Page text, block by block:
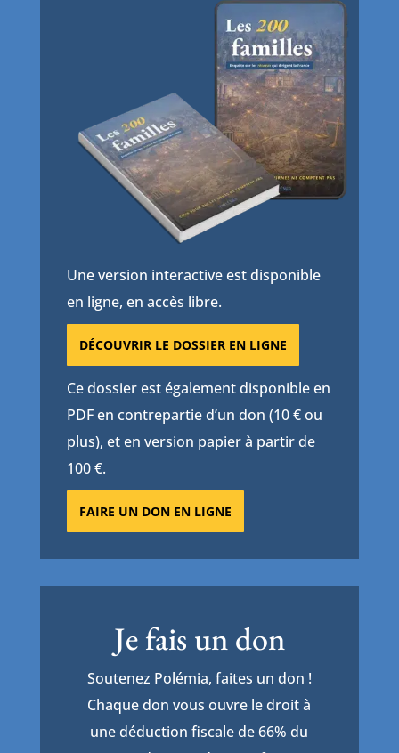
Une version interactive est disponible
en ligne, en accès libre.
DÉCOUVRIR LE DOSSIER EN LIGNE
Ce dossier est également disponible en
PDF en contrepartie d’un don (10 € ou
plus), et en version papier à partir de
100 €.
FAIRE UN DON EN LIGNE
Je fais un don
Soutenez Polémia, faites un don !
Chaque don vous ouvre le droit à
une déduction fiscale de 66% du